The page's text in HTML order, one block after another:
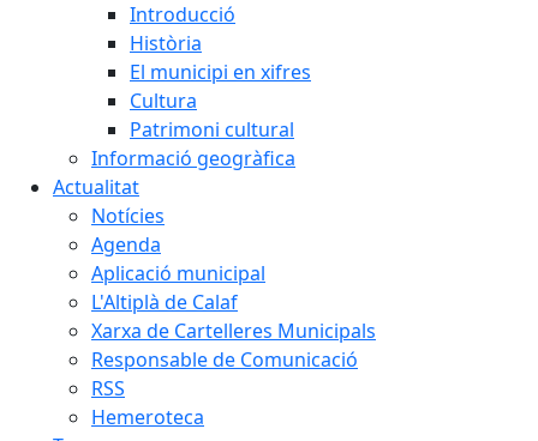
Introducció
Història
El municipi en xifres
Cultura
Patrimoni cultural
Informació geogràfica
Actualitat
Notícies
Agenda
Aplicació municipal
L'Altiplà de Calaf
Xarxa de Cartelleres Municipals
Responsable de Comunicació
RSS
Hemeroteca